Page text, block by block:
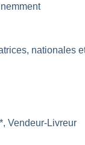
nationales
Vendeur-Livreur